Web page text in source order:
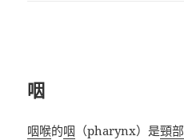
咽
咽喉的咽 （pharynx）是頸部